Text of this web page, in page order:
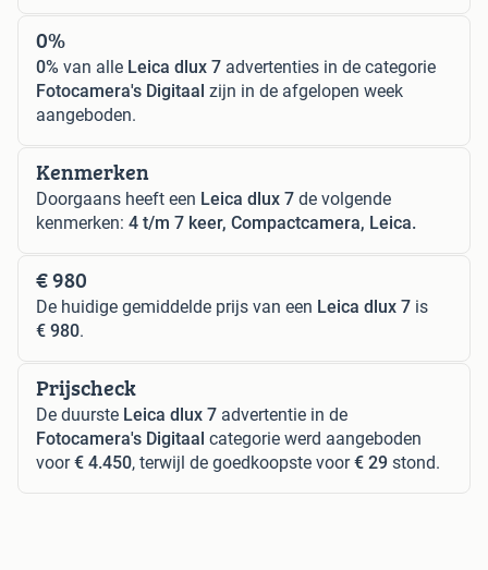
0%
0% van alle Leica dlux 7 advertenties in de categorie
Fotocamera's Digitaal zijn in de afgelopen week
aangeboden.
Kenmerken
Doorgaans heeft een Leica dlux 7 de volgende
kenmerken: 4 t/m 7 keer, Compactcamera, Leica.
€ 980
De huidige gemiddelde prijs van een Leica dlux 7 is
€ 980.
Prijscheck
De duurste Leica dlux 7 advertentie in de
Fotocamera's Digitaal categorie werd aangeboden
voor€ 4.450, terwijl de goedkoopste voor€ 29 stond.